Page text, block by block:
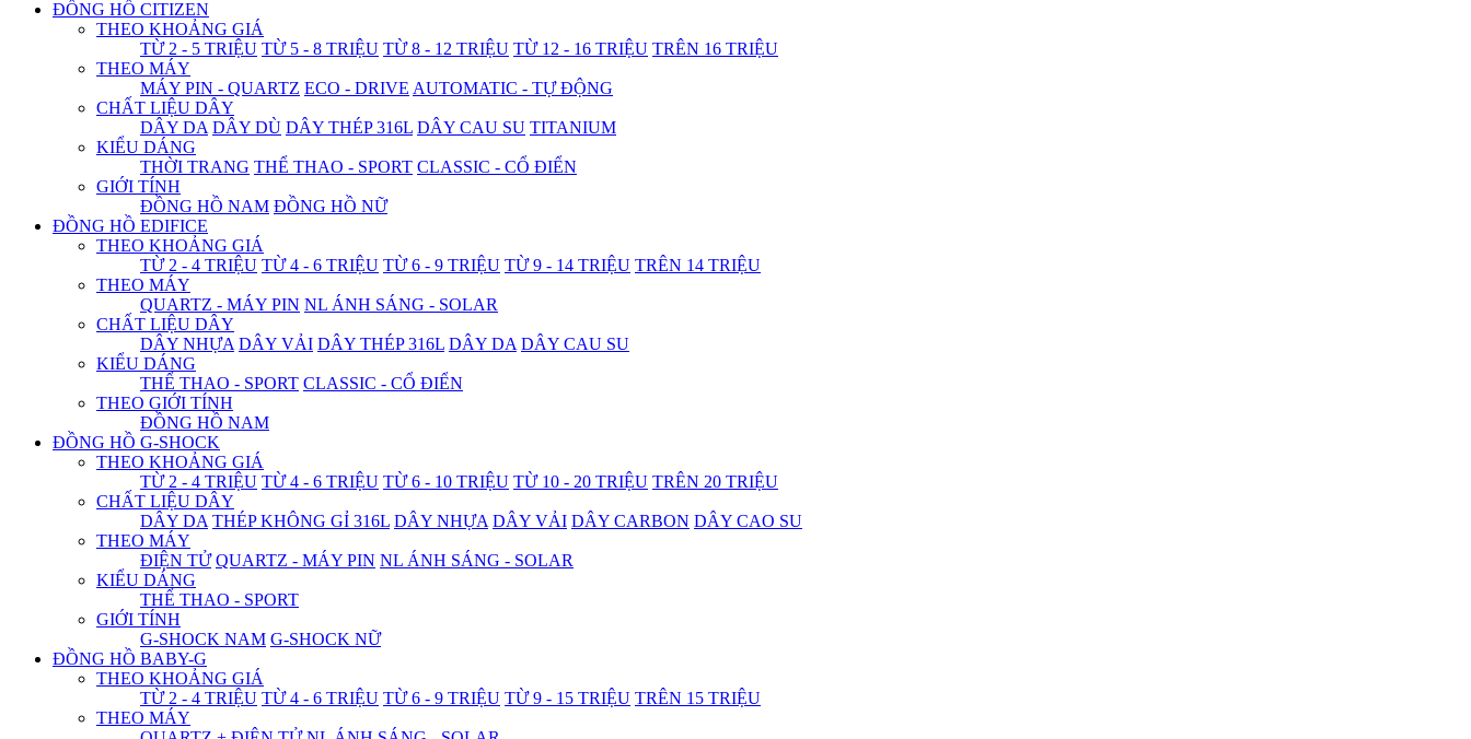
ĐỒNG HỒ CITIZEN
THEO KHOẢNG GIÁ
TỪ 2 - 5 TRIỆU TỪ 5 - 8 TRIỆU TỪ 8 - 12 TRIỆU TỪ 12 - 16 TRIỆU TRÊN 16 TRIỆU
THEO MÁY
MÁY PIN - QUARTZ ECO - DRIVE AUTOMATIC - TỰ ĐỘNG
CHẤT LIỆU DÂY
DÂY DA DÂY DÙ DÂY THÉP 316L DÂY CAU SU TITANIUM
KIỂU DÁNG
THỜI TRANG THỂ THAO - SPORT CLASSIC - CỔ ĐIỂN
GIỚI TÍNH
ĐỒNG HỒ NAM ĐỒNG HỒ NỮ
ĐỒNG HỒ EDIFICE
THEO KHOẢNG GIÁ
TỪ 2 - 4 TRIỆU TỪ 4 - 6 TRIỆU TỪ 6 - 9 TRIỆU TỪ 9 - 14 TRIỆU TRÊN 14 TRIỆU
THEO MÁY
QUARTZ - MÁY PIN NL ÁNH SÁNG - SOLAR
CHẤT LIỆU DÂY
DÂY NHỰA DÂY VẢI DÂY THÉP 316L DÂY DA DÂY CAU SU
KIỂU DÁNG
THỂ THAO - SPORT CLASSIC - CỔ ĐIỂN
THEO GIỚI TÍNH
ĐỒNG HỒ NAM
ĐỒNG HỒ G-SHOCK
THEO KHOẢNG GIÁ
TỪ 2 - 4 TRIỆU TỪ 4 - 6 TRIỆU TỪ 6 - 10 TRIỆU TỪ 10 - 20 TRIỆU TRÊN 20 TRIỆU
CHẤT LIỆU DÂY
DÂY DA THÉP KHÔNG GỈ 316L DÂY NHỰA DÂY VẢI DÂY CARBON DÂY CAO SU
THEO MÁY
ĐIỆN TỬ QUARTZ - MÁY PIN NL ÁNH SÁNG - SOLAR
KIỂU DÁNG
THỂ THAO - SPORT
GIỚI TÍNH
G-SHOCK NAM G-SHOCK NỮ
ĐỒNG HỒ BABY-G
THEO KHOẢNG GIÁ
TỪ 2 - 4 TRIỆU TỪ 4 - 6 TRIỆU TỪ 6 - 9 TRIỆU TỪ 9 - 15 TRIỆU TRÊN 15 TRIỆU
THEO MÁY